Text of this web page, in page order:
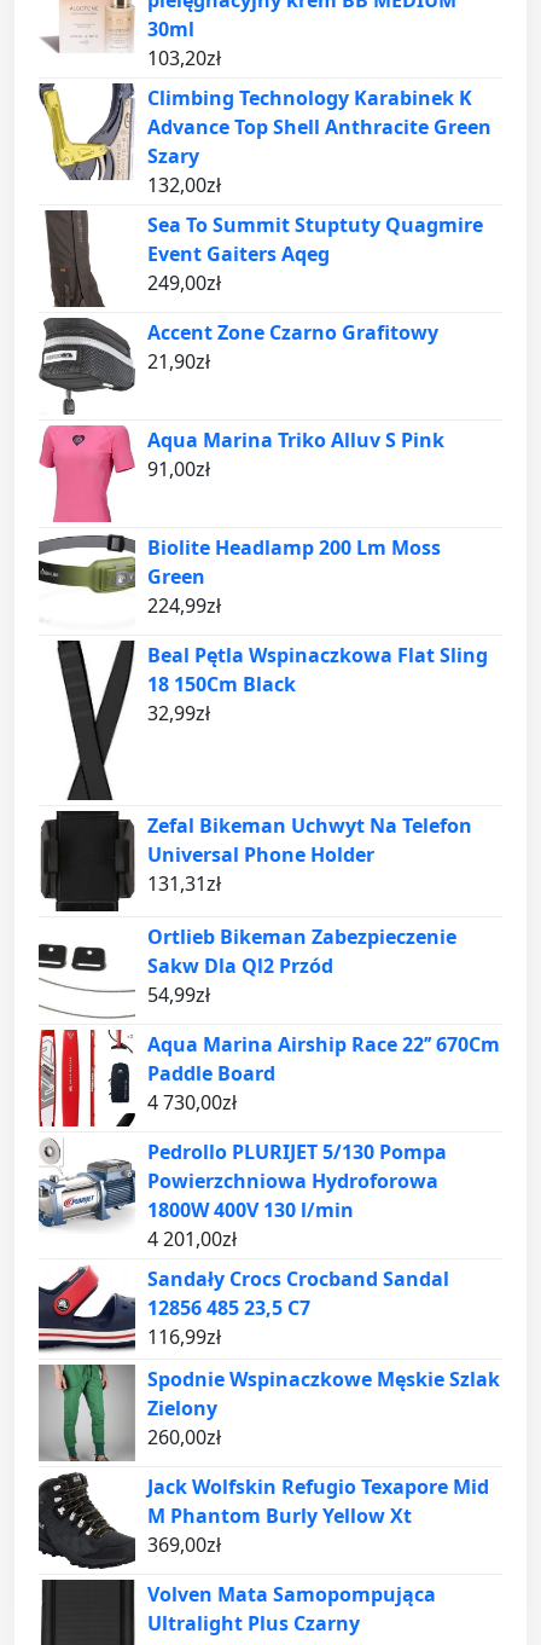
30ml
103,20zł
Climbing Technology Karabinek K
Advance Top Shell Anthracite Green
Szary
132,00zł
Sea To Summit Stuptuty Quagmire
Event Gaiters Aqeg
249,00zł
Accent Zone Czarno Grafitowy
21,90zł
Aqua Marina Triko Alluv S Pink
91,00zł
Biolite Headlamp 200 Lm Moss
Green
224,99zł
Beal Pętla Wspinaczkowa Flat Sling
18 150Cm Black
32,99zł
Zefal Bikeman Uchwyt Na Telefon
Universal Phone Holder
131,31zł
Ortlieb Bikeman Zabezpieczenie
Sakw Dla Ql2 Przód
54,99zł
Aqua Marina Airship Race 22’’ 670Cm
Paddle Board
4 730,00zł
Pedrollo PLURIJET 5/130 Pompa
Powierzchniowa Hydroforowa
1800W 400V 130 l/min
4 201,00zł
Sandały Crocs Crocband Sandal
12856 485 23,5 C7
116,99zł
Spodnie Wspinaczkowe Męskie Szlak
Zielony
260,00zł
Jack Wolfskin Refugio Texapore Mid
M Phantom Burly Yellow Xt
369,00zł
Volven Mata Samopompująca
Ultralight Plus Czarny